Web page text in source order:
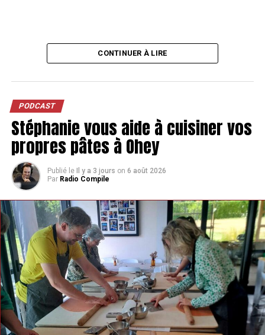
CONTINUER À LIRE
PODCAST
Stéphanie vous aide à cuisiner vos
propres pâtes à Ohey
Publié le Il y a 3 jours on 6 août 2026
Par Radio Compile